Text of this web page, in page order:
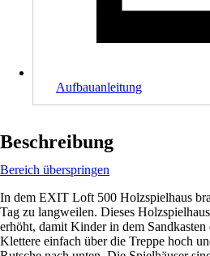
Aufbauanleitung
Beschreibung
Bereich überspringen
In dem EXIT Loft 500 Holzspielhaus
Tag zu langweilen. Dieses
erhöht, damit Kinder in dem Sandkasten
Klettere einfach über die Treppe hoch